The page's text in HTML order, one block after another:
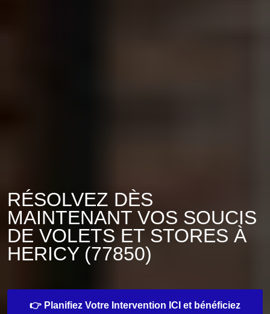
RÉSOLVEZ DÈS
MAINTENANT VOS SOUCIS
DE VOLETS ET STORES À
HERICY (77850)
👉 Planifiez Votre Intervention ICI et bénéficiez